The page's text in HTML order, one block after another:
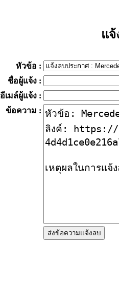
แจ้
หัวข้อ :
ชื่อผู้แจ้ง :
อีเมล์ผู้แจ้ง :
ข้อความ :